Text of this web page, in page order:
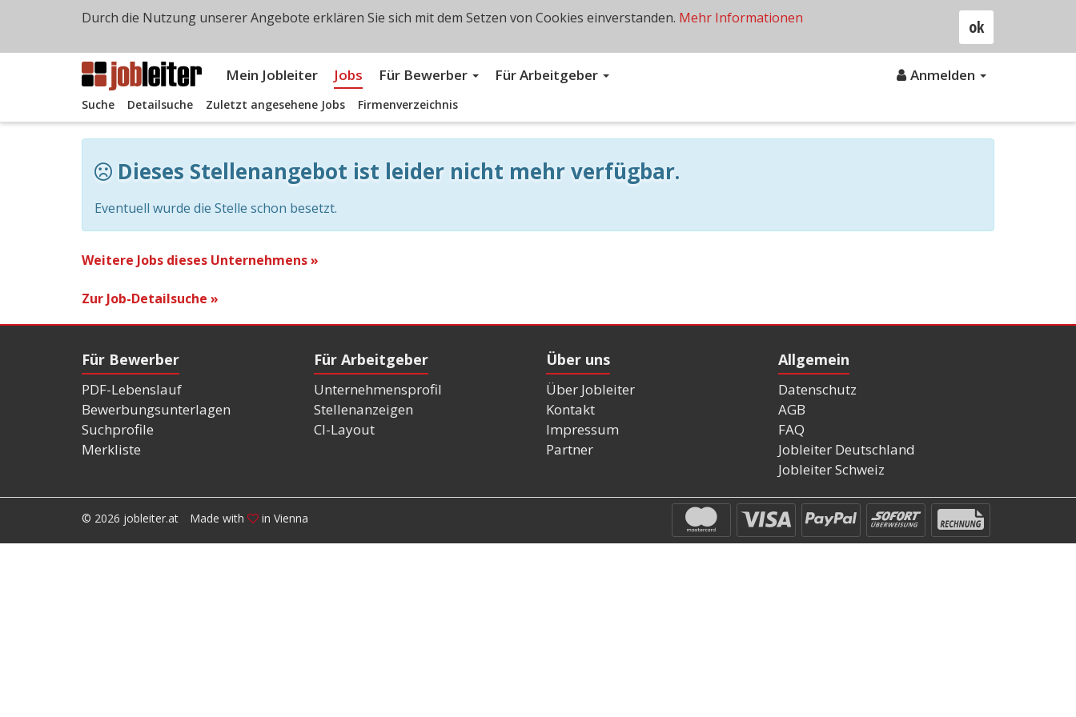
Mein Jobleiter Jobs Für Bewerber Für Arbeitgeber Anmelden
Suche Detailsuche Zuletzt angesehene Jobs Firmenverzeichnis
Dieses Stellenangebot ist leider nicht mehr verfügbar.
Eventuell wurde die Stelle schon besetzt.
Weitere Jobs dieses Unternehmens »
Zur Job-Detailsuche »
Für Bewerber
PDF-Lebenslauf
Bewerbungsunterlagen
Suchprofile
Merkliste
Für Arbeitgeber
Unternehmensprofil
Stellenanzeigen
CI-Layout
Über uns
Über Jobleiter
Kontakt
Impressum
Partner
Allgemein
Datenschutz
AGB
FAQ
Jobleiter Deutschland
Jobleiter Schweiz
© 2026 jobleiter.at Made with in Vienna
ok
Durch die Nutzung unserer Angebote erklären Sie sich mit dem Setzen von Cookies einverstanden. Mehr Informationen